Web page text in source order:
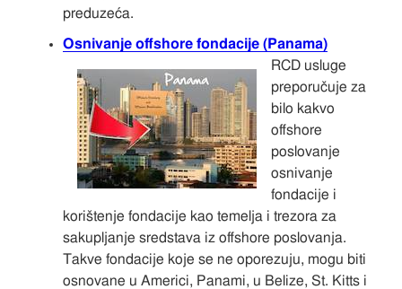
preduzeća.
Osnivanje offshore fondacije (Panama)
RCD usluge
preporučuje za
bilo kakvo
offshore
poslovanje
osnivanje
fondacije i
korištenje fondacije kao temelja i trezora za
sakupljanje sredstava iz offshore poslovanja.
Takve fondacije koje se ne oporezuju, mogu biti
osnovane u Americi, Panami, u Belize, St. Kitts i